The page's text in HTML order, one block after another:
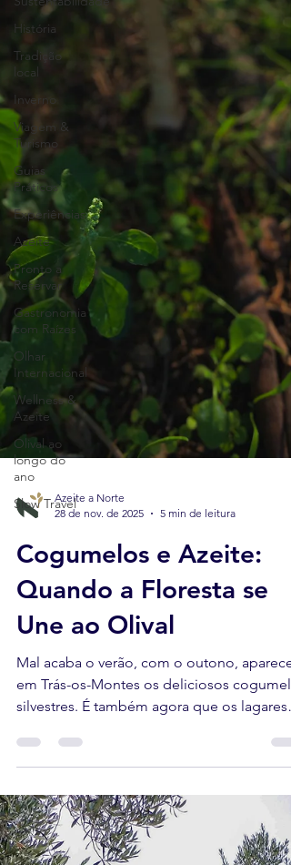
História
Tradição
local
Inverno
Viagem &
Turismo
Guias
Práticos
Experiências
Azeite
Pronto a
Reservar
Gastronomia
com Raízes
Olhar
Internacional
Wellness &
Azeite
Olival ao
longo do
ano
Slow Travel
Azeite a Norte
28 de nov. de 2025
5 min de leitura
Cogumelos e Azeite:
Quando a Floresta se
Une ao Olival
Mal acaba o verão, com o outono,
silvestres. É também agora que os lagares
começam a trabalhar, transformando
azeitona em azeite novo.